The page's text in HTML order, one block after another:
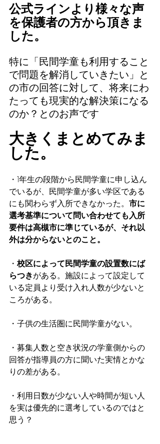
公式ラインより様々な声
を保護者の方から頂きま
した。
特に「民間学童も利用すること
で問題を解消していきたい」と
の市の回答に対して、将来にわ
たっても現実的な解決策になる
のか？とのお声です
大きくまとめてみま
した。
・1年生の段階から民間学童に申し込ん
でいるが、民間学童が多い学区である
にも関わらず入所できなかった。 市に
選考基準について問い合わせても入所
要件は高槻市に準じているが、それ以
外は分からないとのこと。
・ 校区によって民間学童の設置数にば
らつきがある。施設によって設定して
いる定員より受け入れ人数が少ないと
ころがある。
・子供の生活圏に民間学童がない。
・募集人数と空き状況の学童側からの
回答が指導員の方に聞いた実情とかな
りの差がある。
・利用日数が少ない人や時間が短い人
を実は優先的に選考しているのではと
思う？